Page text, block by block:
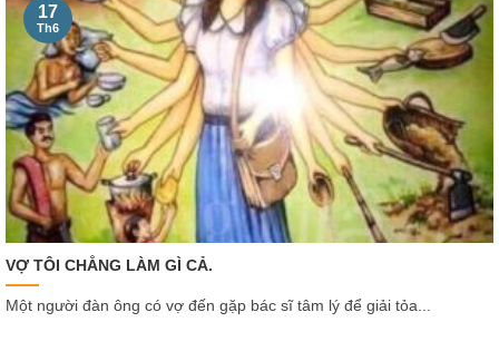
VỢ TÔI CHẲNG LÀM GÌ CẢ.
Một người đàn ông có vợ đến gặp bác sĩ tâm lý để giải tỏa...
17
Th6